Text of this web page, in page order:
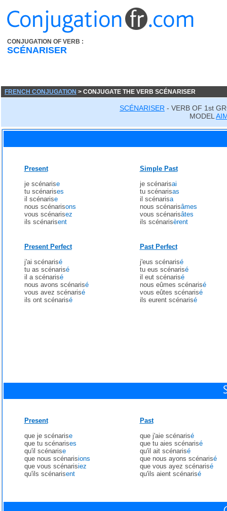
CONJUGATION OF VERB :
SCÉNARISER
FRENCH CONJUGATION > CONJUGATE THE VERB SCÉNARISER
SCÉNARISER - VERB OF 1st
MODEL
Present
je scénarise
tu scénarises
il scénarise
nous scénarisons
vous scénarisez
ils scénarisent
Simple Past
je scénarisai
tu scénarisas
il scénarisa
nous scénarisâmes
vous scénarisâtes
ils scénarisèrent
Present Perfect
j'ai scénarisé
tu as scénarisé
il a scénarisé
nous avons scénarisé
vous avez scénarisé
ils ont scénarisé
Past Perfect
j'eus scénarisé
tu eus scénarisé
il eut scénarisé
nous eûmes scénarisé
vous eûtes scénarisé
ils eurent scénarisé
Present
que je scénarise
que tu scénarises
qu'il scénarise
que nous scénarisions
que vous scénarisiez
qu'ils scénarisent
Past
que j'aie scénarisé
que tu aies scénarisé
qu'il ait scénarisé
que nous ayons scénarisé
que vous ayez scénarisé
qu'ils aient scénarisé